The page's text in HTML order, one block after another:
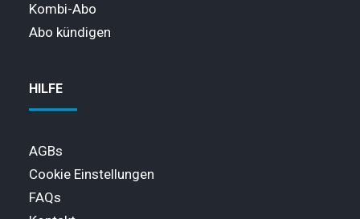
Kombi-Abo
Abo kündigen
HILFE
AGBs
Cookie Einstellungen
FAQs